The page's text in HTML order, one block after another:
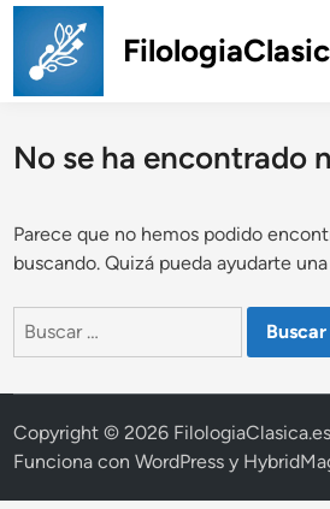
Saltar
contenido
No se ha encontrado
Parece que no hemos podido
buscando. Quizá pueda ayudarte
Buscar:
Copyright © 2026
Funciona conWordPress y